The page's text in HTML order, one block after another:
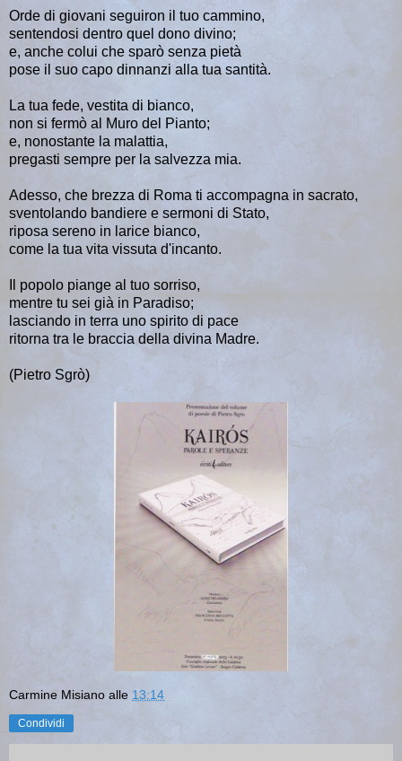
Orde di giovani seguiron il tuo cammino,
sentendosi dentro quel dono divino;
e, anche colui che sparò senza pietà
pose il suo capo dinnanzi alla tua santità.
La tua fede, vestita di bianco,
non si fermò al Muro del Pianto;
e, nonostante la malattia,
pregasti sempre per la salvezza mia.
Adesso, che brezza di Roma ti accompagna in sacrato,
sventolando bandiere e sermoni di Stato,
riposa sereno in larice bianco,
come la tua vita vissuta d'incanto.
Il popolo piange al tuo sorriso,
mentre tu sei già in Paradiso;
lasciando in terra uno spirito di pace
ritorna tra le braccia della divina Madre.
(Pietro Sgrò)
Carmine Misiano alle 13:14
Condividi